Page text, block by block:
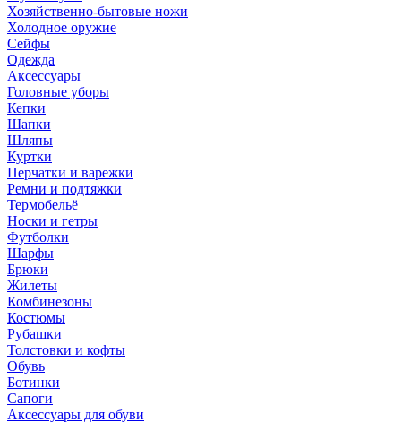
Хозяйственно-бытовые ножи
Холодное оружие
Сейфы
Одежда
Аксессуары
Головные уборы
Кепки
Шапки
Шляпы
Куртки
Перчатки и варежки
Ремни и подтяжки
Термобельё
Носки и гетры
Футболки
Шарфы
Брюки
Жилеты
Комбинезоны
Костюмы
Рубашки
Толстовки и кофты
Обувь
Ботинки
Сапоги
Аксессуары для обуви